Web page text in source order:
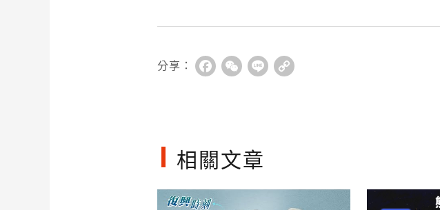
分享： FacebookWeChat
Line
相關文章